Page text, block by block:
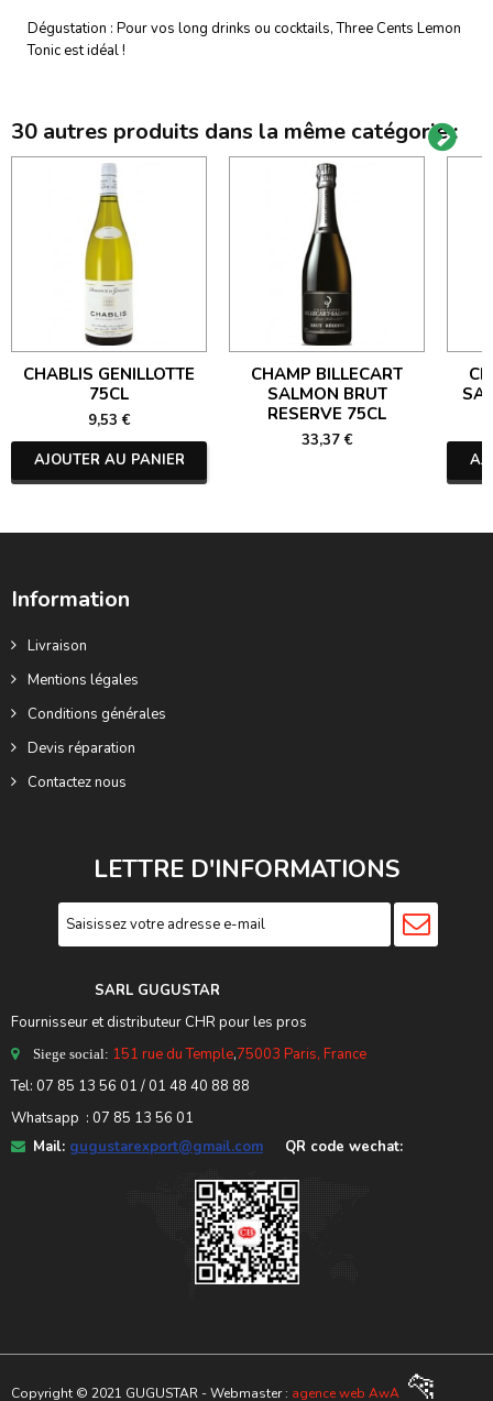
Dégustation : Pour vos long drinks ou cocktails, Three Cents Lemon
Tonic est idéal !
30 autres produits dans la même catégorie :
CHABLIS GENILLOTTE
75CL
9,53 €
AJOUTER AU PANIER
CHAMP BILLECART
SALMON BRUT
RESERVE 75CL
33,37 €
Information
Livraison
Mentions légales
Conditions générales
Devis réparation
Contactez nous
LETTRE D'INFORMATIONS
SARL GUGUSTAR
Fournisseur et distributeur CHR pour les pros
Siege social: 151 rue du Temple,75003 Paris, France
Tel: 07 85 13 56 01 / 01 48 40 88 88
Whatsapp : 07 85 13 56 01
Mail: gugustarexport@gmail.com QR code wechat:
Copyright © 2021 GUGUSTAR - Webmaster : agence web AwA 🐆